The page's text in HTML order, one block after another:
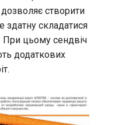
створити
здатну складатися
При цьому сендвіч
додаткових